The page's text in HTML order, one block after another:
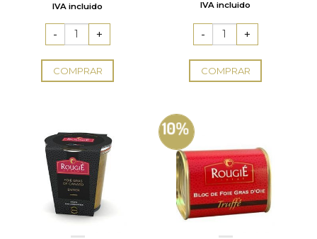
precio
era:
18,70 €.
IVA incluido
COMPRAR
IVA incluido
COMPRAR
10%